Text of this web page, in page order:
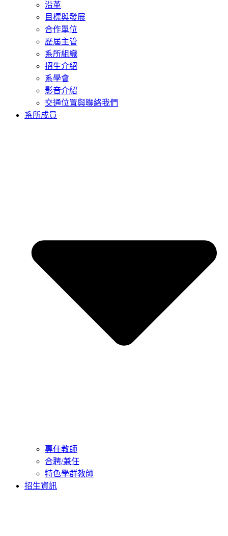
沿革
目標與發展
合作單位
歷屆主管
系所組織
招生介紹
系學會
影音介紹
交通位置與聯絡我們
系所成員
專任教師
合聘/兼任
特色學群教師
招生資訊